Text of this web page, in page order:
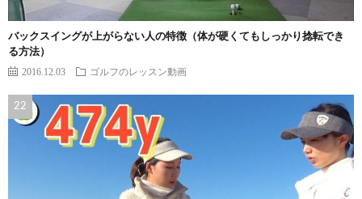
バックスイングが上がらない人の特徴（体が硬くてもしっかり捻転でき
る方法）
2016.12.03 ゴルフのレッスン動画